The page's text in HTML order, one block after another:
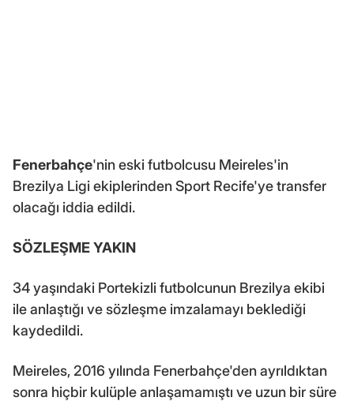
Fenerbahçe'nin eski futbolcusu Meireles'in
Brezilya Ligi ekiplerinden Sport Recife'ye transfer
olacağı iddia edildi.
SÖZLEŞME YAKIN
34 yaşındaki Portekizli futbolcunun Brezilya ekibi
ile anlaştığı ve sözleşme imzalamayı beklediği
kaydedildi.
Meireles, 2016 yılında Fenerbahçe'den ayrıldıktan
sonra hiçbir kulüple anlaşamamıştı ve uzun bir süre